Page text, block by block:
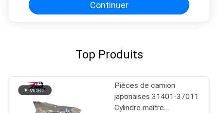
Continuer
Top Produits
Pièces de camion
japonaises 31401-37011
Cylindre maître